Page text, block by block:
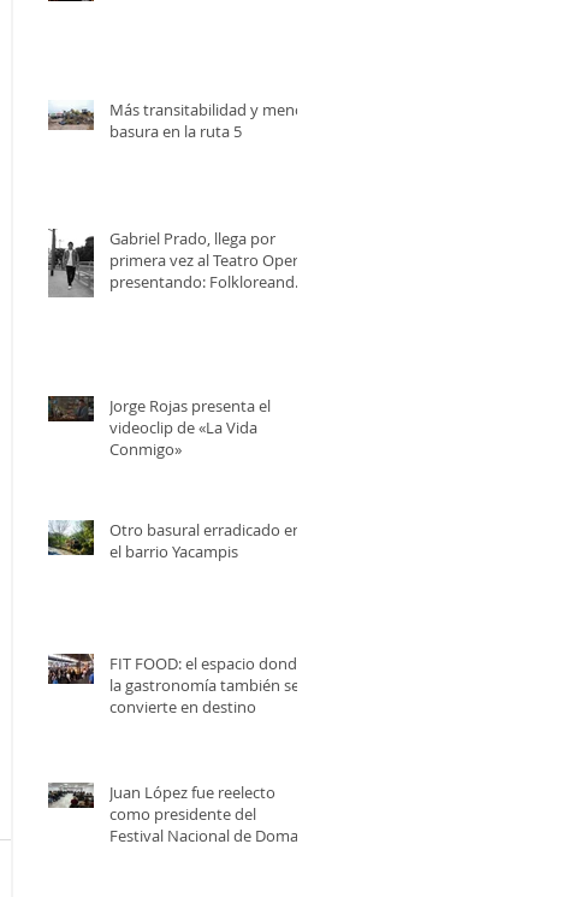
Más transitabilidad y menos
basura en la ruta 5
Gabriel Prado, llega por
primera vez al Teatro Opera,
presentando: Folkloreando
Jorge Rojas presenta el
videoclip de «La Vida
Conmigo»
Otro basural erradicado en
el barrio Yacampis
FIT FOOD: el espacio donde
la gastronomía también se
convierte en destino
Juan López fue reelecto
como presidente del
Festival Nacional de Doma y